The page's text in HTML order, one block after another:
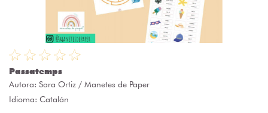
Passatemps
Autora: Sara Ortiz / Manetes de Paper
Idioma: Catalán